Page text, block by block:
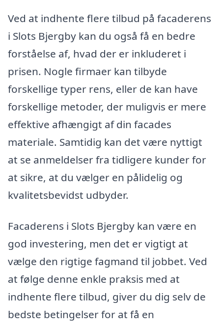
Ved at indhente flere tilbud på facaderens
i Slots Bjergby kan du også få en bedre
forståelse af, hvad der er inkluderet i
prisen. Nogle firmaer kan tilbyde
forskellige typer rens, eller de kan have
forskellige metoder, der muligvis er mere
effektive afhængigt af din facades
materiale. Samtidig kan det være nyttigt
at se anmeldelser fra tidligere kunder for
at sikre, at du vælger en pålidelig og
kvalitetsbevidst udbyder.
Facaderens i Slots Bjergby kan være en
god investering, men det er vigtigt at
vælge den rigtige fagmand til jobbet. Ved
at følge denne enkle praksis med at
indhente flere tilbud, giver du dig selv de
bedste betingelser for at få en